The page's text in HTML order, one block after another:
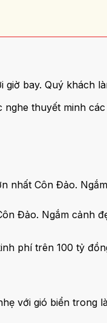
bay. Quý khách
thuyết minh
nhất Côn Đảo.
Đảo. Ngắm cảnh
phí trên 100 tỷ
với gió biển trong